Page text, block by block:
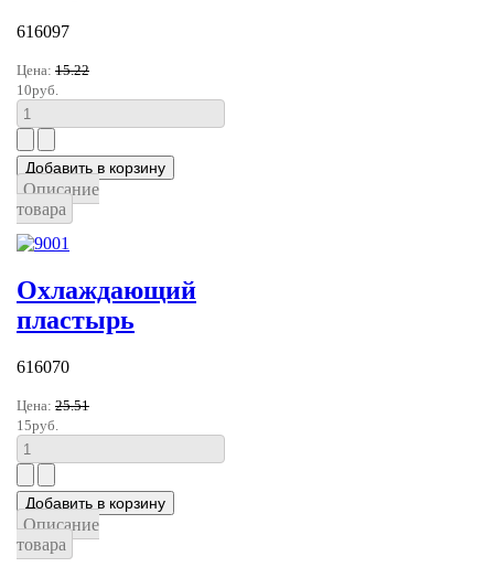
616097
Цена: 15.22
10руб.
Описание
товара
Охлаждающий
пластырь
616070
Цена: 25.51
15руб.
Описание
товара